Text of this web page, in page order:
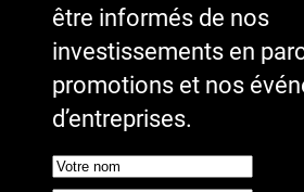
être informés de nos
investissements en
promotions et nos
d’entreprises.